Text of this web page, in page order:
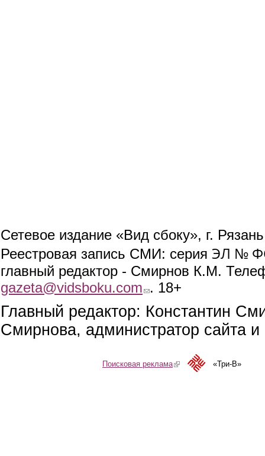
Сетевое издание «Вид сбоку», г.
Реестровая запись СМИ: серия ЭЛ №
главный редактор - Смирнов К.М.
gazeta@vidsboku.com (link sends e-mail)
. 18+
Главный редактор: Константин
Смирнова, администратор сайта
Поисковая реклама(link is external)«Три-В»